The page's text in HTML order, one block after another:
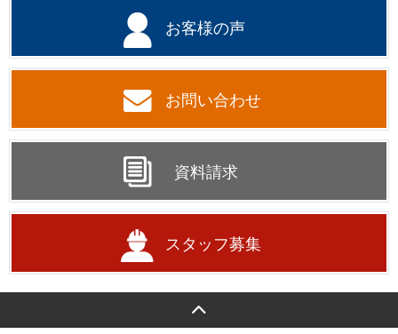
お客様の声
お問い合わせ
資料請求
スタッフ募集